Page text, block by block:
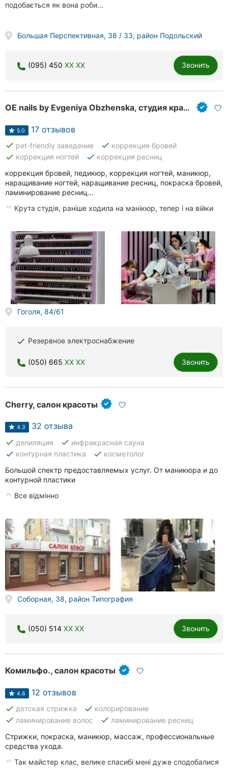
Днепр
Львов
Рог
Херсон
Полтава
Чернигов
Черкассы
Черновцы
Ивано-
Франковск
Луцк
Ужгород
Карпаты
подобається як вона роби...
Большая Перспективная, 38 / 33, район Подольский
(095) 450 XX XX Звонить
OE nails by Evgeniya Obzhenska, студия красоты
5.0 17 отзывов
done pet-friendly заведение done коррекция бровей
done коррекция ногтей done коррекция ресниц
коррекция бровей, педикюр, коррекция ногтей, маникюр,
наращивание ногтей, наращивание ресниц, покраска бровей,
ламинирование ресниц...
Крута студія, раніше ходила на манікюр, тепер і на війки
Гоголя, 84/61
done Резервное электроснабжение
(050) 665 XX XX Звонить
Cherry, салон красоты
4.3 32 отзыва
done депиляция done инфракрасная сауна
done контурная пластика done косметолог
Большой спектр предоставляемых услуг. От маникюра и до
контурной пластики
Все відмінно
Соборная, 38, район Типография
(050) 514 XX XX Звонить
Комильфо., салон красоты
4.6 12 отзывов
done детская стрижка done колорирование
done ламинирование волос done ламинирование ресниц
Стрижки, покраска, маникюр, массаж, профессиональные
средства ухода.
Так майстер клас, велике спасибі мені дуже сподобалися